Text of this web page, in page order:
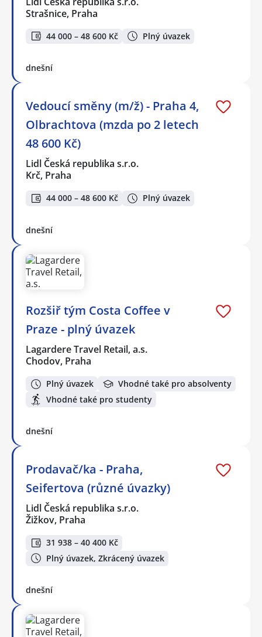
Strašnice, Praha
44 000 – 48 600 Kč Plný úvazek
dnešní
Vedoucí směny (m/ž) - Praha 4,
Olbrachtova (mzda po 2 letech
48 600 Kč)
Lidl Česká republika s.r.o.
Krč, Praha
44 000 – 48 600 Kč Plný úvazek
dnešní
Rozšiř tým Costa Coffee v
Praze - plný úvazek
Lagardere Travel Retail, a.s.
Chodov, Praha
Plný úvazek
Vhodné také pro absolventy
Vhodné také pro studenty
dnešní
Prodavač/ka - Praha,
Seifertova (různé úvazky)
Lidl Česká republika s.r.o.
Žižkov, Praha
31 938 – 40 400 Kč
Plný úvazek, Zkrácený úvazek
dnešní